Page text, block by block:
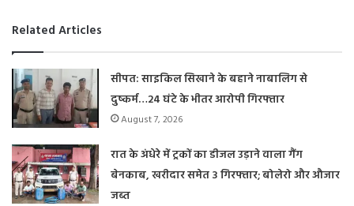
Related Articles
सीपत: साइकिल सिखाने के बहाने नाबालिग से
दुष्कर्म…24 घंटे के भीतर आरोपी गिरफ्तार
August 7, 2026
रात के अंधेरे में ट्रकों का डीजल उड़ाने वाला गैंग
बेनकाब, खरीदार समेत 3 गिरफ्तार; बोलेरो और औजार
जब्त